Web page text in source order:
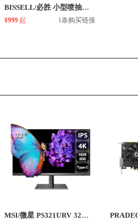
BISSELL/必胜 小型喷抽吸一体多功能地毯吸尘器
¥999 起 1条购买链接
MSI/微星 PS321URV 32英寸4K显示屏